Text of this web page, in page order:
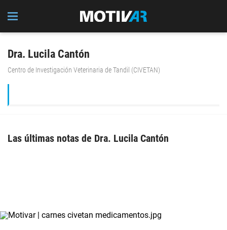
Dra. Lucila Cantón
Centro de Investigación Veterinaria de Tandil (CIVETAN)
Las últimas notas de Dra. Lucila Cantón